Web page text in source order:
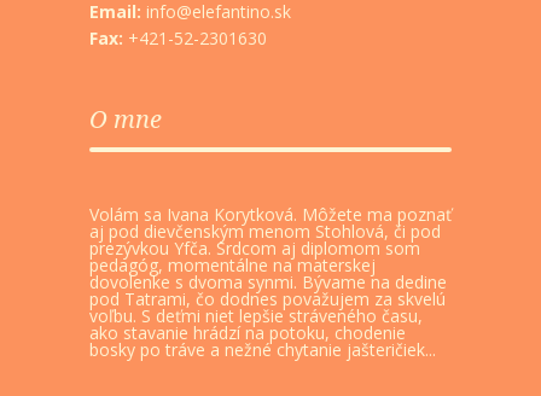
Email: info@elefantino.sk
Fax: +421-52-2301630
O mne
Volám sa Ivana Korytková. Môžete ma poznať
aj pod dievčenským menom Stohlová, či pod
prezývkou Yfča. Srdcom aj diplomom som
pedagóg, momentálne na materskej
dovolenke s dvoma synmi. Bývame na dedine
pod Tatrami, čo dodnes považujem za skvelú
voľbu. S deťmi niet lepšie stráveného času,
ako stavanie hrádzí na potoku, chodenie
bosky po tráve a nežné chytanie jašteričiek...